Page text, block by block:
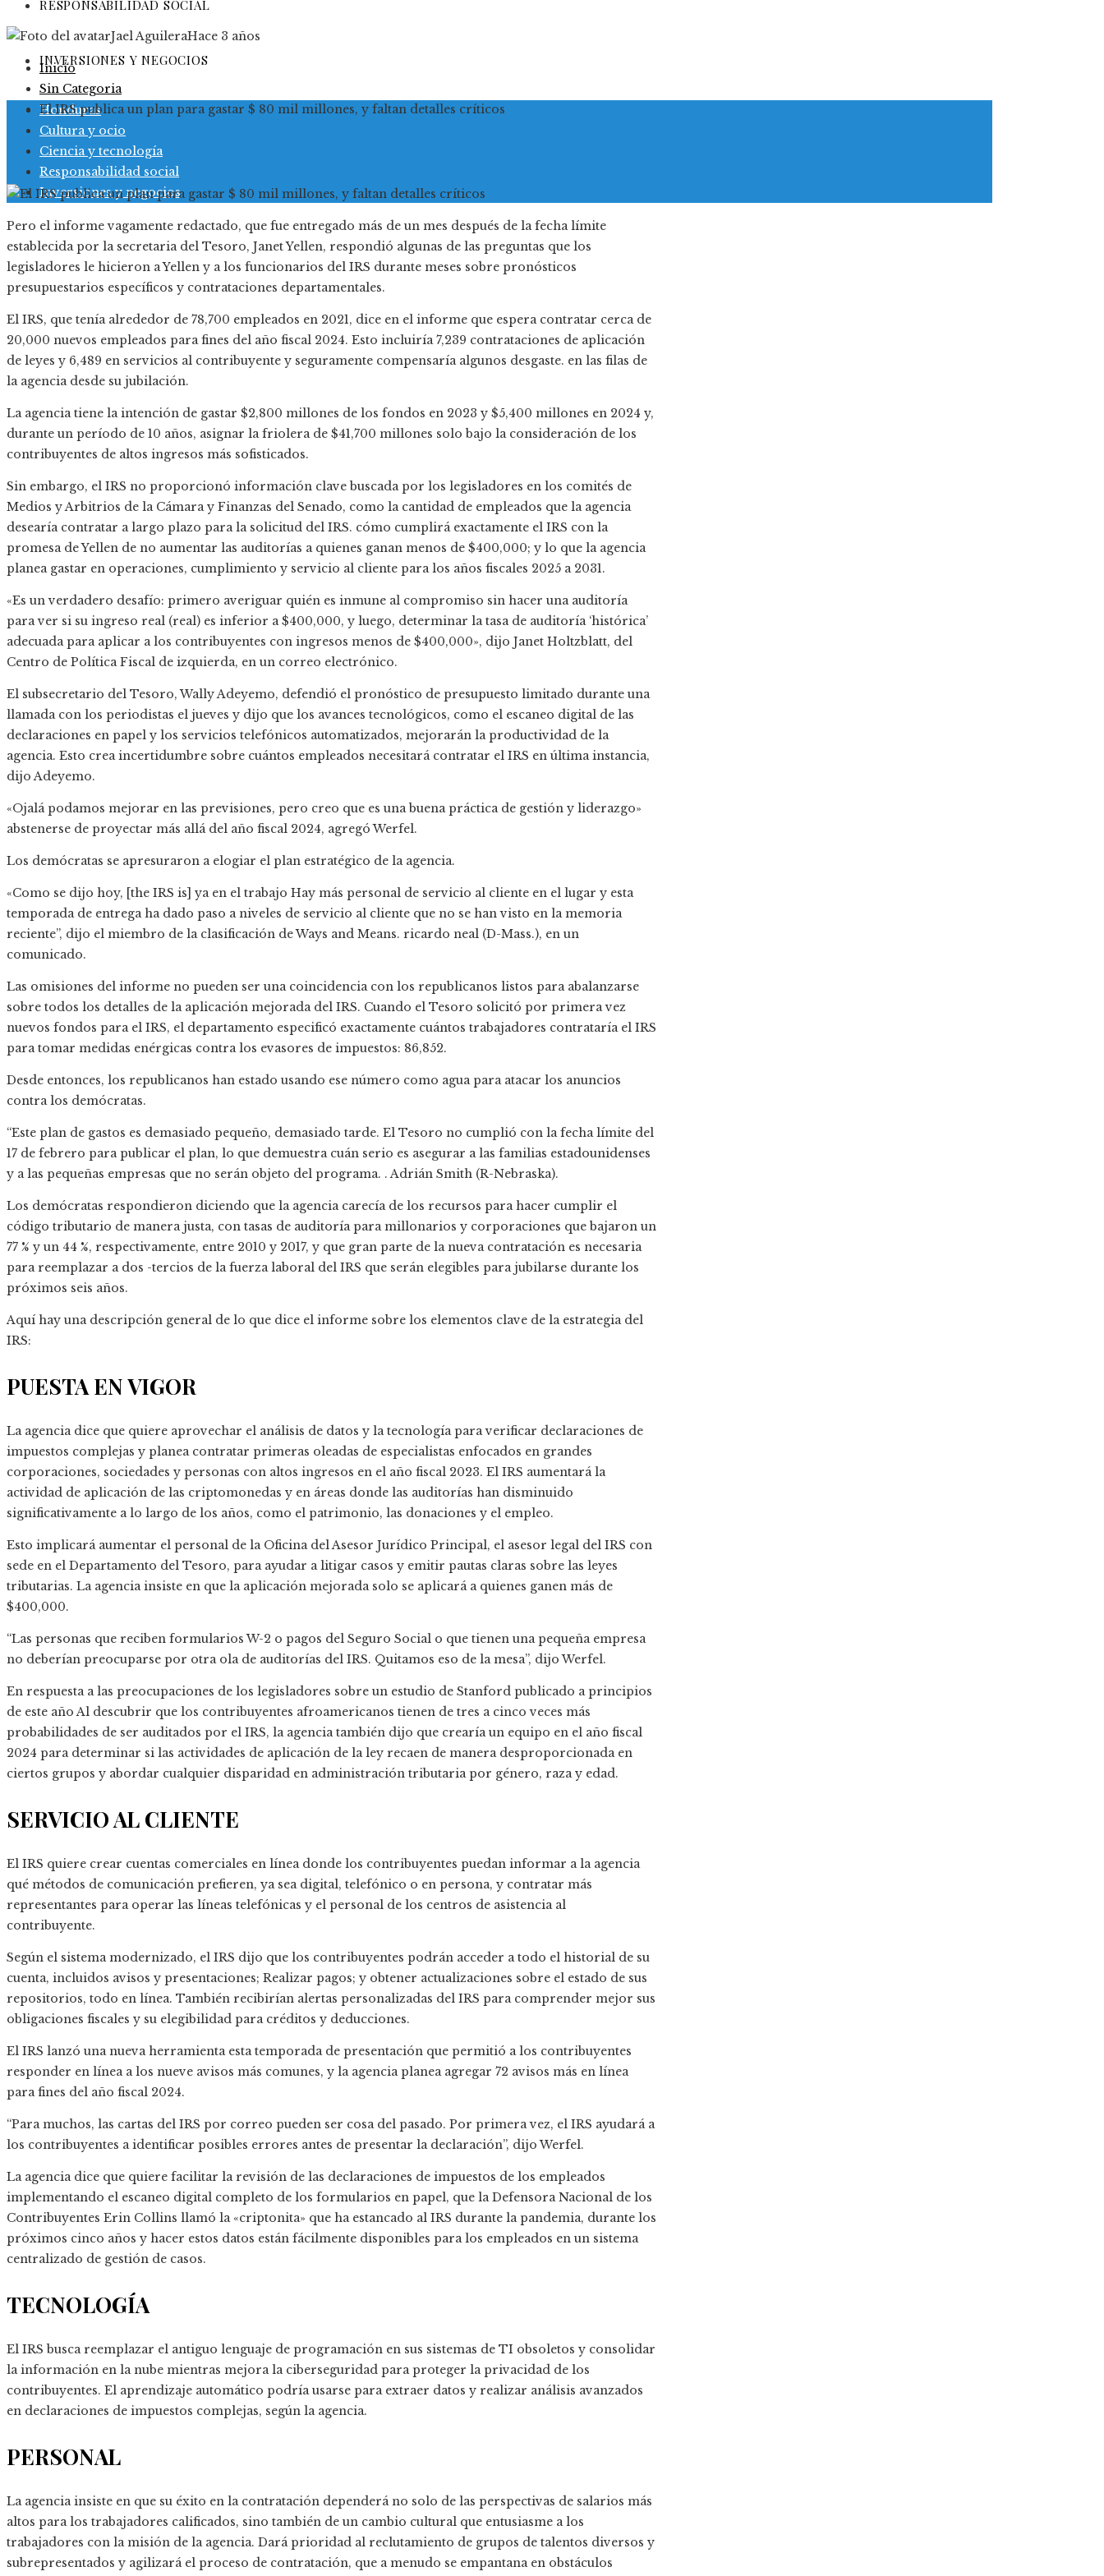
RESPONSABILIDAD SOCIAL
INVERSIONES Y NEGOCIOS
Honduras
Cultura y ocio
Ciencia y tecnología
Responsabilidad social
Inversiones y negocios
Jael AguileraHace 3 años
Inicio
Sin Categoria
El IRS publica un plan para gastar $ 80 mil millones, y faltan detalles críticos
Pero el informe vagamente redactado, que fue entregado más de un mes después de la fecha límite
establecida por la secretaria del Tesoro, Janet Yellen, respondió algunas de las preguntas que los
legisladores le hicieron a Yellen y a los funcionarios del IRS durante meses sobre pronósticos
presupuestarios específicos y contrataciones departamentales.
El IRS, que tenía alrededor de 78,700 empleados en 2021, dice en el informe que espera contratar cerca de
20,000 nuevos empleados para fines del año fiscal 2024. Esto incluiría 7,239 contrataciones de aplicación
de leyes y 6,489 en servicios al contribuyente y seguramente compensaría algunos desgaste. en las filas de
la agencia desde su jubilación.
La agencia tiene la intención de gastar $2,800 millones de los fondos en 2023 y $5,400 millones en 2024 y,
durante un período de 10 años, asignar la friolera de $41,700 millones solo bajo la consideración de los
contribuyentes de altos ingresos más sofisticados.
Sin embargo, el IRS no proporcionó información clave buscada por los legisladores en los comités de
Medios y Arbitrios de la Cámara y Finanzas del Senado, como la cantidad de empleados que la agencia
desearía contratar a largo plazo para la solicitud del IRS. cómo cumplirá exactamente el IRS con la
promesa de Yellen de no aumentar las auditorías a quienes ganan menos de $400,000; y lo que la agencia
planea gastar en operaciones, cumplimiento y servicio al cliente para los años fiscales 2025 a 2031.
«Es un verdadero desafío: primero averiguar quién es inmune al compromiso sin hacer una auditoría
para ver si su ingreso real (real) es inferior a $400,000, y luego, determinar la tasa de auditoría ‘histórica’
adecuada para aplicar a los contribuyentes con ingresos menos de $400,000», dijo Janet Holtzblatt, del
Centro de Política Fiscal de izquierda, en un correo electrónico.
El subsecretario del Tesoro, Wally Adeyemo, defendió el pronóstico de presupuesto limitado durante una
llamada con los periodistas el jueves y dijo que los avances tecnológicos, como el escaneo digital de las
declaraciones en papel y los servicios telefónicos automatizados, mejorarán la productividad de la
agencia. Esto crea incertidumbre sobre cuántos empleados necesitará contratar el IRS en última instancia,
dijo Adeyemo.
«Ojalá podamos mejorar en las previsiones, pero creo que es una buena práctica de gestión y liderazgo»
abstenerse de proyectar más allá del año fiscal 2024, agregó Werfel.
Los demócratas se apresuraron a elogiar el plan estratégico de la agencia.
«Como se dijo hoy, [the IRS is] ya en el trabajo Hay más personal de servicio al cliente en el lugar y esta
temporada de entrega ha dado paso a niveles de servicio al cliente que no se han visto en la memoria
reciente”, dijo el miembro de la clasificación de Ways and Means. ricardo neal (D-Mass.), en un
comunicado.
Las omisiones del informe no pueden ser una coincidencia con los republicanos listos para abalanzarse
sobre todos los detalles de la aplicación mejorada del IRS. Cuando el Tesoro solicitó por primera vez
nuevos fondos para el IRS, el departamento especificó exactamente cuántos trabajadores contrataría el IRS
para tomar medidas enérgicas contra los evasores de impuestos: 86,852.
Desde entonces, los republicanos han estado usando ese número como agua para atacar los anuncios
contra los demócratas.
“Este plan de gastos es demasiado pequeño, demasiado tarde. El Tesoro no cumplió con la fecha límite del
17 de febrero para publicar el plan, lo que demuestra cuán serio es asegurar a las familias estadounidenses
y a las pequeñas empresas que no serán objeto del programa. .Adrián Smith (R-Nebraska).
Los demócratas respondieron diciendo que la agencia carecía de los recursos para hacer cumplir el
código tributario de manera justa, con tasas de auditoría para millonarios y corporaciones que bajaron un
77 % y un 44 %, respectivamente, entre 2010 y 2017, y que gran parte de la nueva contratación es necesaria
para reemplazar a dos -tercios de la fuerza laboral del IRS que serán elegibles para jubilarse durante los
próximos seis años.
Aquí hay una descripción general de lo que dice el informe sobre los elementos clave de la estrategia del
IRS:
PUESTA EN VIGOR
La agencia dice que quiere aprovechar el análisis de datos y la tecnología para verificar declaraciones de
impuestos complejas y planea contratar primeras oleadas de especialistas enfocados en grandes
corporaciones, sociedades y personas con altos ingresos en el año fiscal 2023. El IRS aumentará la
actividad de aplicación de las criptomonedas y en áreas donde las auditorías han disminuido
significativamente a lo largo de los años, como el patrimonio, las donaciones y el empleo.
Esto implicará aumentar el personal de la Oficina del Asesor Jurídico Principal, el asesor legal del IRS con
sede en el Departamento del Tesoro, para ayudar a litigar casos y emitir pautas claras sobre las leyes
tributarias. La agencia insiste en que la aplicación mejorada solo se aplicará a quienes ganen más de
$400,000.
“Las personas que reciben formularios W-2 o pagos del Seguro Social o que tienen una pequeña empresa
no deberían preocuparse por otra ola de auditorías del IRS. Quitamos eso de la mesa”, dijo Werfel.
En respuesta a las preocupaciones de los legisladores sobre un estudio de Stanford publicado a principios
de este añoAl descubrir que los contribuyentes afroamericanos tienen de tres a cinco veces más
probabilidades de ser auditados por el IRS, la agencia también dijo que crearía un equipo en el año fiscal
2024 para determinar si las actividades de aplicación de la ley recaen de manera desproporcionada en
ciertos grupos y abordar cualquier disparidad en administración tributaria por género, raza y edad.
SERVICIO AL CLIENTE
El IRS quiere crear cuentas comerciales en línea donde los contribuyentes puedan informar a la agencia
qué métodos de comunicación prefieren, ya sea digital, telefónico o en persona, y contratar más
representantes para operar las líneas telefónicas y el personal de los centros de asistencia al
contribuyente.
Según el sistema modernizado, el IRS dijo que los contribuyentes podrán acceder a todo el historial de su
cuenta, incluidos avisos y presentaciones; Realizar pagos; y obtener actualizaciones sobre el estado de sus
repositorios, todo en línea. También recibirían alertas personalizadas del IRS para comprender mejor sus
obligaciones fiscales y su elegibilidad para créditos y deducciones.
El IRS lanzó una nueva herramienta esta temporada de presentación que permitió a los contribuyentes
responder en línea a los nueve avisos más comunes, y la agencia planea agregar 72 avisos más en línea
para fines del año fiscal 2024.
“Para muchos, las cartas del IRS por correo pueden ser cosa del pasado. Por primera vez, el IRS ayudará a
los contribuyentes a identificar posibles errores antes de presentar la declaración”, dijo Werfel.
La agencia dice que quiere facilitar la revisión de las declaraciones de impuestos de los empleados
implementando el escaneo digital completo de los formularios en papel, que la Defensora Nacional de los
Contribuyentes Erin Collins llamó la «criptonita» que ha estancado al IRS durante la pandemia, durante los
próximos cinco años y hacer estos datos están fácilmente disponibles para los empleados en un sistema
centralizado de gestión de casos.
TECNOLOGÍA
El IRS busca reemplazar el antiguo lenguaje de programación en sus sistemas de TI obsoletos y consolidar
la información en la nube mientras mejora la ciberseguridad para proteger la privacidad de los
contribuyentes. El aprendizaje automático podría usarse para extraer datos y realizar análisis avanzados
en declaraciones de impuestos complejas, según la agencia.
PERSONAL
La agencia insiste en que su éxito en la contratación dependerá no solo de las perspectivas de salarios más
altos para los trabajadores calificados, sino también de un cambio cultural que entusiasme a los
trabajadores con la misión de la agencia. Dará prioridad al reclutamiento de grupos de talentos diversos y
subrepresentados y agilizará el proceso de contratación, que a menudo se empantana en obstáculos